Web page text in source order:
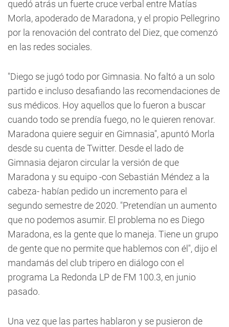
quedó atrás un fuerte cruce verbal entre Matías
Morla, apoderado de Maradona, y el propio Pellegrino
por la renovación del contrato del Diez, que comenzó
en las redes sociales.
"Diego se jugó todo por Gimnasia. No faltó a un solo
partido e incluso desafiando las recomendaciones de
sus médicos. Hoy aquellos que lo fueron a buscar
cuando todo se prendía fuego, no le quieren renovar.
Maradona quiere seguir en Gimnasia", apuntó Morla
desde su cuenta de Twitter. Desde el lado de
Gimnasia dejaron circular la versión de que
Maradona y su equipo -con Sebastián Méndez a la
cabeza- habían pedido un incremento para el
segundo semestre de 2020. "Pretendían un aumento
que no podemos asumir. El problema no es Diego
Maradona, es la gente que lo maneja. Tiene un grupo
de gente que no permite que hablemos con él", dijo el
mandamás del club tripero en diálogo con el
programa La Redonda LP de FM 100.3, en junio
pasado.
Una vez que las partes hablaron y se pusieron de